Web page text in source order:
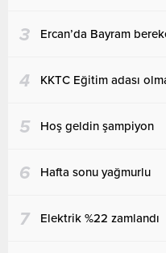
3 Ercan’da Bayram
4 KKTC Eğitim adası
5 Hoş geldin şampiyon
6 Hafta sonu yağmurlu
7 Elektrik %22 zamlandı